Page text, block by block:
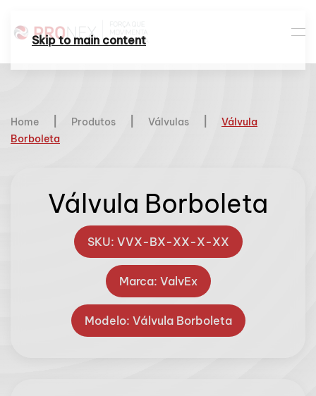
Skip to main content
Home Produtos Válvulas
Válvula
Borboleta
Válvula Borboleta
SKU: VVX-BX-XX-X-XX
Marca: ValvEx
Modelo: Válvula Borboleta